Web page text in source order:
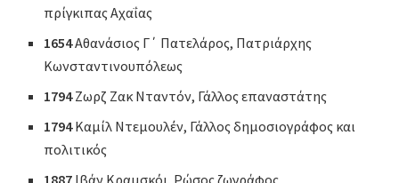
πρίγκιπας Αχαΐας
1654Αθανάσιος Γ΄ Πατελάρος, Πατριάρχης
Κωνσταντινουπόλεως
1794Ζωρζ Ζακ Νταντόν, Γάλλος επαναστάτης
1794Καμίλ Ντεμουλέν, Γάλλος δημοσιογράφος και
πολιτικός